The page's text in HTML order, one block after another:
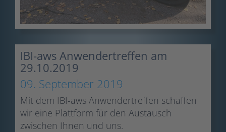
IBI-aws Anwendertreffen am
29.10.2019
09. September 2019
Mit dem IBI-aws Anwendertreffen schaffen
wir eine Plattform für den Austausch
zwischen Ihnen und uns.